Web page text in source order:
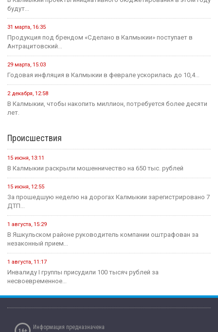
будут...
31 марта, 16:35
Продукция под брендом «Сделано в Калмыкии» поступает в
Антрацитовский...
29 марта, 15:03
Годовая инфляция в Калмыкии в феврале ускорилась до 10,4...
2 декабря, 12:58
В Калмыкии, чтобы накопить миллион, потребуется более десяти
лет.
Происшествия
15 июня, 13:11
В Калмыкии раскрыли мошенничество на 650 тыс. рублей
15 июня, 12:55
За прошедшую неделю на дорогах Калмыкии зарегистрировано 7
ДТП...
1 августа, 15:29
В Яшкульском районе руководитель компании оштрафован за
незаконный прием...
1 августа, 11:17
Инвалиду I группы присудили 100 тысяч рублей за
несвоевременное...
Информация предназначена